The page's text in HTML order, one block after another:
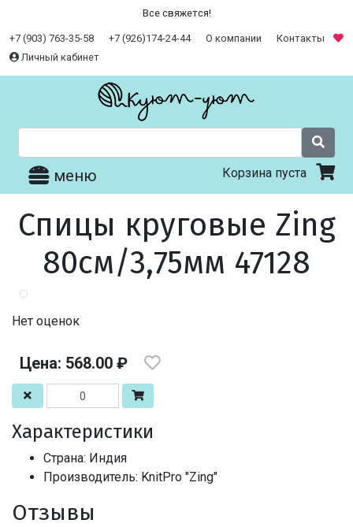
Все свяжется!
+7 (903) 763-35-58 +7 (926)174-24-44 О компании
Контакты
Личный кабинет
меню Корзина пуста
Спицы круговые Zing
80см/3,75мм 47128
Нет оценок
Цена: 568.00 ₽
Характеристики
Страна: Индия
Производитель: KnitPro "Zing"
Отзывы